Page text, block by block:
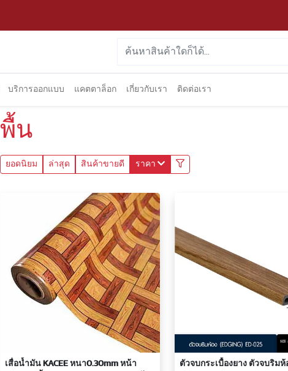
บริการออกแบบ แคตตาล็อก เกี่ยวกับเรา ติดต่อเรา
พื้น
ยอดนิยม ล่าสุด สินค้าขายดี ราคา
เสื่อน้ำมัน KACEE หนา0.30mm หน้า
ตัวจบกระเบื้องยาง ตัวจบริมห้